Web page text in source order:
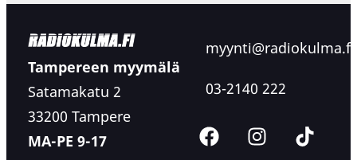
Tampereen myymälä
Satamakatu 2
33200 Tampere
MA-PE 9-17
myynti@radiokulma.fi
03-2140 222